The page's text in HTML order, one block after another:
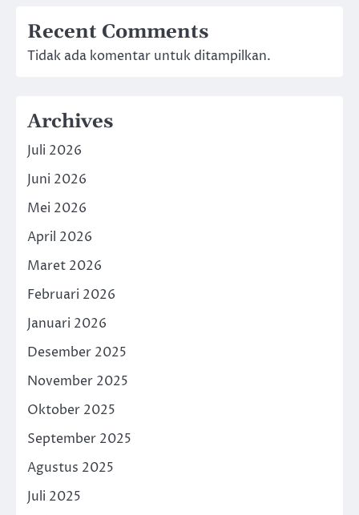
Recent Comments
Tidak ada komentar untuk ditampilkan.
Archives
Juli 2026
Juni 2026
Mei 2026
April 2026
Maret 2026
Februari 2026
Januari 2026
Desember 2025
November 2025
Oktober 2025
September 2025
Agustus 2025
Juli 2025